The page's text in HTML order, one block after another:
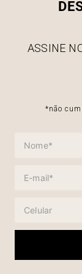
ASSINE
*não